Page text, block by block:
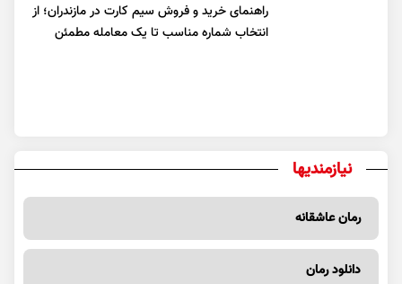
راهنمای خرید و فروش سیم کارت در مازندران؛ از
انتخاب شماره مناسب تا یک معامله مطمئن
نیازمندیها
رمان عاشقانه
دانلود رمان